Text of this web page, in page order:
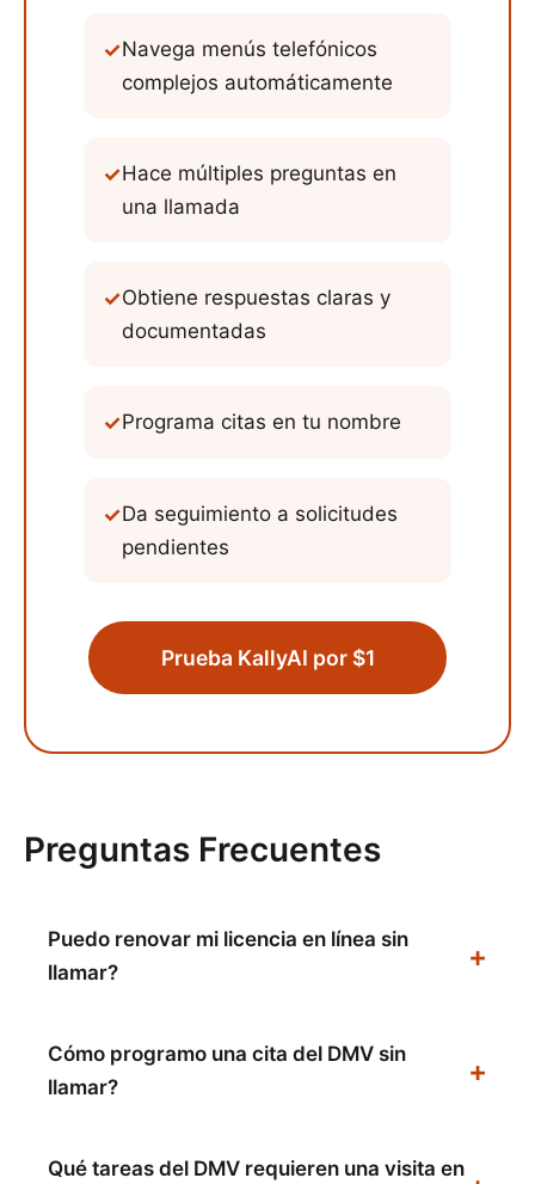
✓Navega menús telefónicos
complejos automáticamente
✓Hace múltiples preguntas en
una llamada
✓Obtiene respuestas claras y
documentadas
✓Programa citas en tu nombre
✓Da seguimiento a solicitudes
pendientes
Prueba KallyAI por $1
Preguntas Frecuentes
Puedo renovar mi licencia en línea sin
llamar?
Cómo programo una cita del DMV sin
llamar?
Qué tareas del DMV requieren una visita en